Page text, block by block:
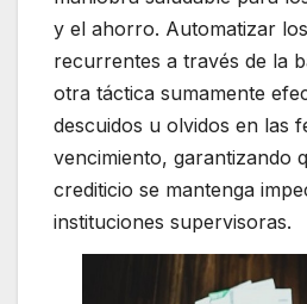
y el ahorro. Automatizar
recurrentes a través de la
otra táctica sumamente
descuidos u olvidos en las
vencimiento, garantizando
crediticio se mantenga
instituciones supervisoras.